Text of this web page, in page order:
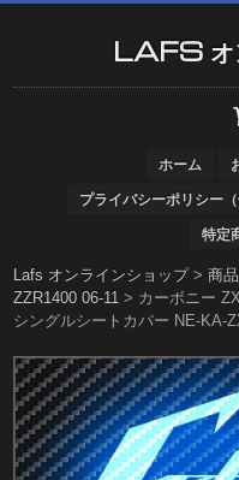
LAFS オ
ホーム
プライバシーポリシー
特定
Lafs オンラインショップ>商品
ZZR1400 06-11 > カーボニー
シングルシートカバー NE-KA-